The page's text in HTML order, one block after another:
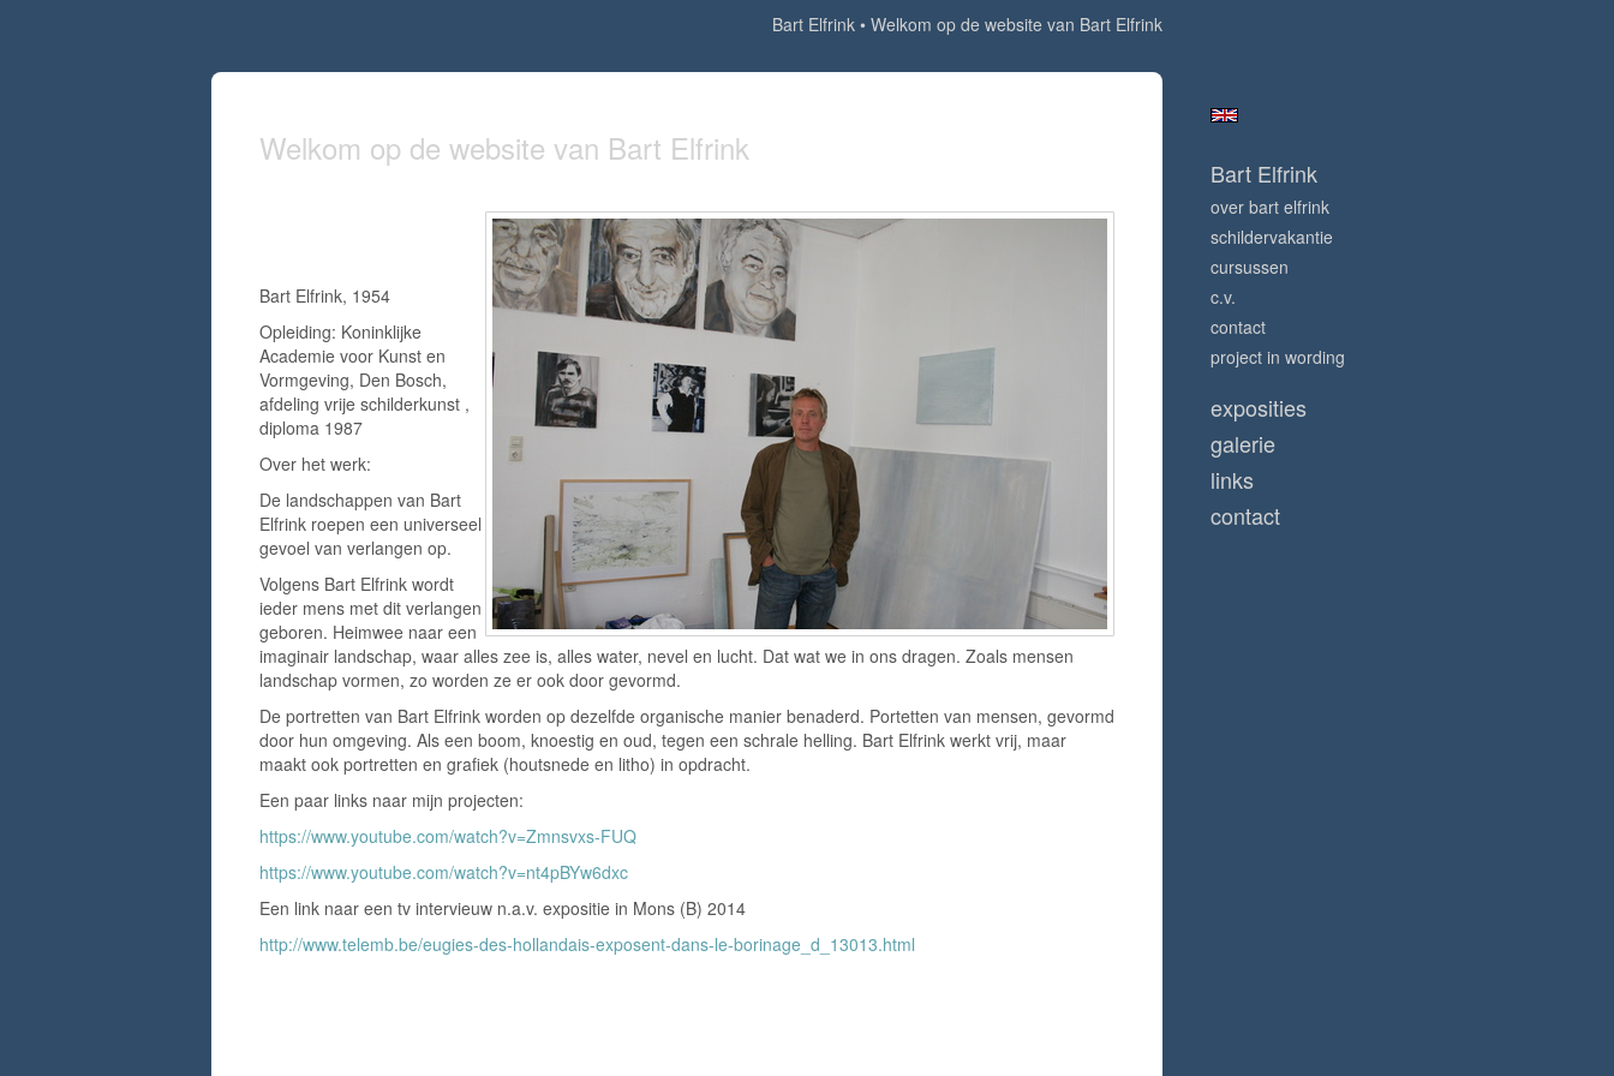
Bart Elfrink Welkom op de website van Bart Elfrink
Welkom op de website van Bart Elfrink
Bart Elfrink, 1954
Opleiding: Koninklijke
Academie voor Kunst en
Vormgeving, Den Bosch,
afdeling vrije schilderkunst ,
diploma 1987
Over het werk:
De landschappen van Bart
Elfrink roepen een universeel
gevoel van verlangen op.
Volgens Bart Elfrink wordt
ieder mens met dit verlangen
geboren. Heimwee naar een
imaginair landschap, waar alles zee is, alles water, nevel en lucht. Dat wat we in ons dragen. Zoals mensen
landschap vormen, zo worden ze er ook door gevormd.
De portretten van Bart Elfrink worden op dezelfde organische manier benaderd. Portetten van mensen, gevormd
door hun omgeving. Als een boom, knoestig en oud, tegen een schrale helling. Bart Elfrink werkt vrij, maar
maakt ook portretten en grafiek (houtsnede en litho) in opdracht.
Een paar links naar mijn projecten:
https://www.youtube.com/watch?v=Zmnsvxs-FUQ
https://www.youtube.com/watch?v=nt4pBYw6dxc
Een link naar een tv intervieuw n.a.v. expositie in Mons (B) 2014
http://www.telemb.be/eugies-des-hollandais-exposent-dans-le-borinage_d_13013.html
Bart Elfrink
over bart elfrink
schildervakantie
cursussen
c.v.
contact
project in wording
exposities
galerie
links
contact